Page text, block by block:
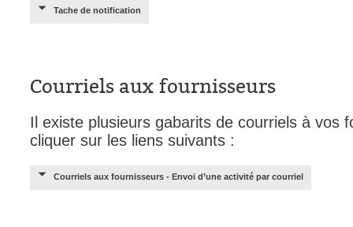
Tache de notification
Courriels aux fournisseurs
Il existe plusieurs gabarits de courriels à vos
cliquer sur les liens suivants :
Courriels aux fournisseurs - Envoi d’une activité par courriel